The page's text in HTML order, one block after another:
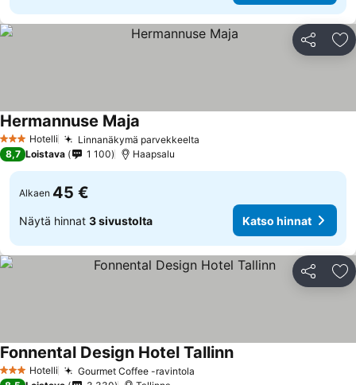
Jaa
3 Tähtiluokitus
Hotelli Linnanäkymä parvekkeelta
Hermannuse Maja
8,7 Loistava 1 100 Haapsalu
Alkaen 45 €
Näytä hinnat 3 sivustolta Katso hinnat
Jaa
3 Tähtiluokitus
Hotelli Gourmet Coffee -ravintola
Fonnental Design Hotel Tallinn